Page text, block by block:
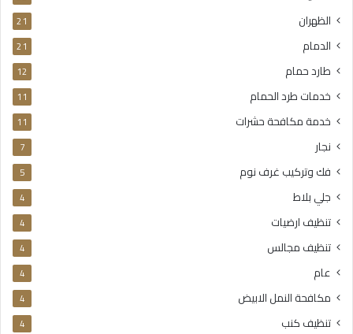
الظهران 21
الدمام 21
طارد حمام 12
خدمات طرد الحمام 11
خدمة مكافحة حشرات 11
نجار 7
فك وتركيب غرف نوم 5
جلي بلاط 4
تنظيف ارضيات 4
تنظيف مجالس 4
عام 4
مكافحة النمل الابيض 4
تنظيف كنب 4